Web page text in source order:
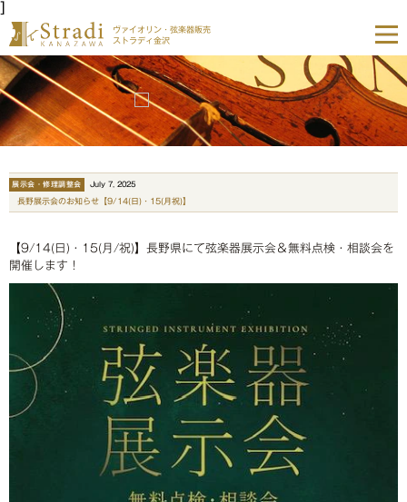
]
ヴァイオリン・弦楽器販売
ストラディ金沢
展示会・修理調整会 July 7, 2025
長野展示会のお知らせ【9/14(日)・15(月祝)】
【9/14(日)・15(月/祝)】長野県にて弦楽器展示会＆無料点検・相談会を
開催します！